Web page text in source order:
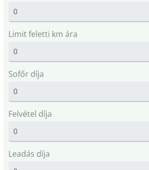
Limit feletti km ára
Sofőr díja
Felvétel díja
Leadás díja